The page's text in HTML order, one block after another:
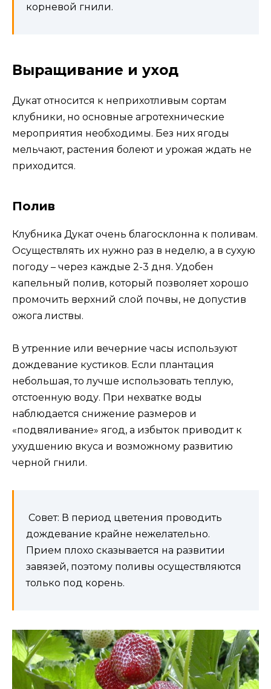
корневой гнили.
Выращивание и уход
Дукат относится к неприхотливым сортам
клубники, но основные агротехнические
мероприятия необходимы. Без них ягоды
мельчают, растения болеют и урожая ждать не
приходится.
Полив
Клубника Дукат очень благосклонна к поливам.
Осуществлять их нужно раз в неделю, а в сухую
погоду – через каждые 2-3 дня. Удобен
капельный полив, который позволяет хорошо
промочить верхний слой почвы, не допустив
ожога листвы.
В утренние или вечерние часы используют
дождевание кустиков. Если плантация
небольшая, то лучше использовать теплую,
отстоенную воду. При нехватке воды
наблюдается снижение размеров и
«подвяливание» ягод, а избыток приводит к
ухудшению вкуса и возможному развитию
черной гнили.
Совет: В период цветения проводить
дождевание крайне нежелательно.
Прием плохо сказывается на развитии
завязей, поэтому поливы осуществляются
только под корень.